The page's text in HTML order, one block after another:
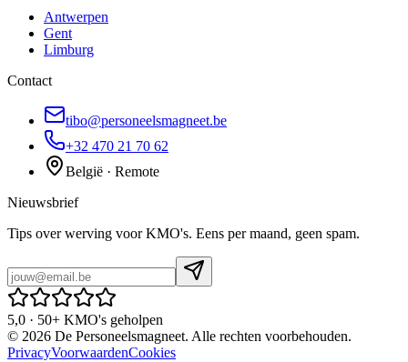
Antwerpen
Gent
Limburg
Contact
tibo@personeelsmagneet.be
+32 470 21 70 62
België · Remote
Nieuwsbrief
Tips over werving voor KMO's. Eens per maand, geen spam.
5,0 · 50+ KMO's geholpen
© 2026 De Personeelsmagneet. Alle rechten voorbehouden.
PrivacyVoorwaardenCookies